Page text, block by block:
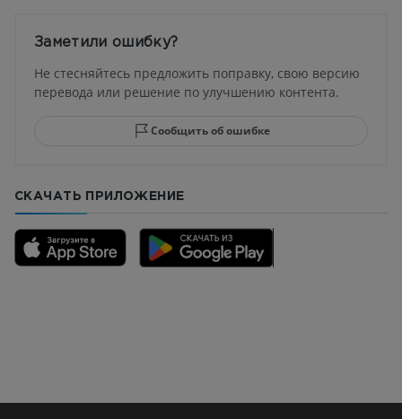
Заметили ошибку?
Не стесняйтесь предложить поправку, свою версию
перевода или решение по улучшению контента.
Сообщить об ошибке
СКАЧАТЬ ПРИЛОЖЕНИЕ